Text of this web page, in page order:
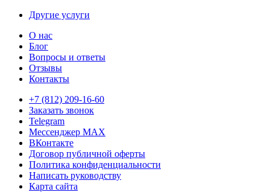
Другие услуги
О нас
Блог
Вопросы и ответы
Отзывы
Контакты
+7 (812) 209-16-60
Заказать звонок
Telegram
Мессенджер MAX
ВКонтакте
Договор публичной оферты
Политика конфиденциальности
Написать руководству
Карта сайта